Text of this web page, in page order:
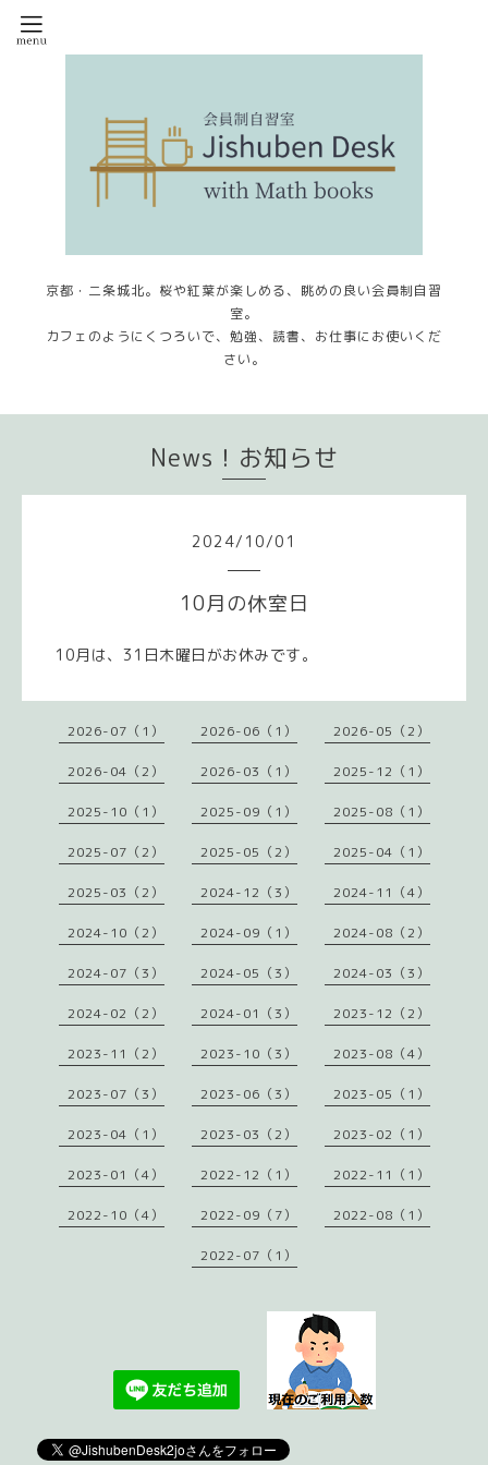
京都・二条城北。桜や紅葉が楽しめる、眺めの良い会員制自習
室。
カフェのようにくつろいで、勉強、読書、お仕事にお使いくだ
さい。
News！お知らせ
2024/ 10/01
10月の休室日
10月は、31日木曜日がお休みです。
2026-07（1） 2026-06（1） 2026-05（2）
2026-04（2） 2026-03（1） 2025-12（1）
2025-10（1） 2025-09（1） 2025-08（1）
2025-07（2） 2025-05（2） 2025-04（1）
2025-03（2） 2024-12（3） 2024-11（4）
2024-10（2） 2024-09（1） 2024-08（2）
2024-07（3） 2024-05（3） 2024-03（3）
2024-02（2） 2024-01（3） 2023-12（2）
2023-11（2） 2023-10（3） 2023-08（4）
2023-07（3） 2023-06（3） 2023-05（1）
2023-04（1） 2023-03（2） 2023-02（1）
2023-01（4） 2022-12（1） 2022-11（1）
2022-10（4） 2022-09（7） 2022-08（1）
2022-07（1）